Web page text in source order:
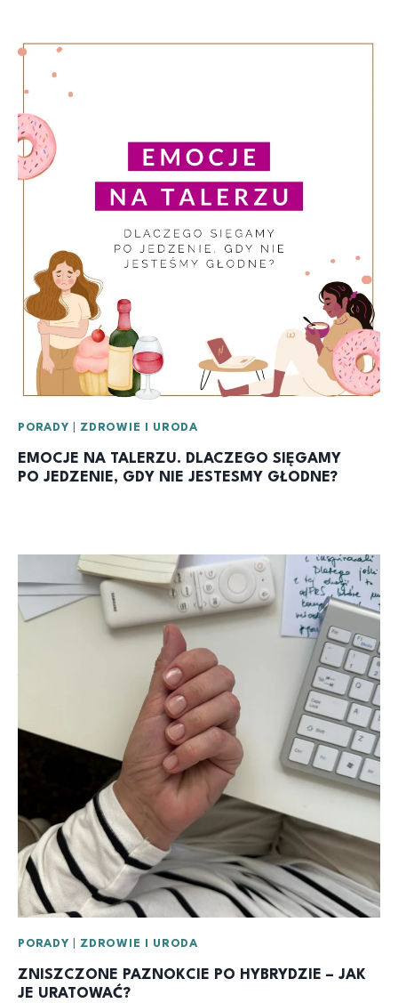
PORADY |ZDROWIE I URODA
EMOCJE NA TALERZU. DLACZEGO SIĘGAMY
PO JEDZENIE, GDY NIE JESTESMY GŁODNE?
PORADY |ZDROWIE I URODA
ZNISZCZONE PAZNOKCIE PO HYBRYDZIE – JAK
JE URATOWAĆ?